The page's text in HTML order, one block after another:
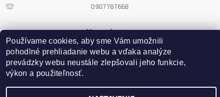
0907787668
Newsletter
Používame cookies, aby sme Vám umožnili
pohodlné prehliadanie webu a vďaka analýze
prevádzky webu neustále zlepšovali jeho funkcie,
výkon a použiteľnosť.